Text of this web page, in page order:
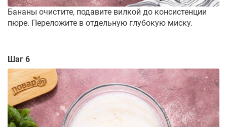
Бананы очистите, подавите вилкой до консистенции
пюре. Переложите в отдельную глубокую миску.
Шаг 6